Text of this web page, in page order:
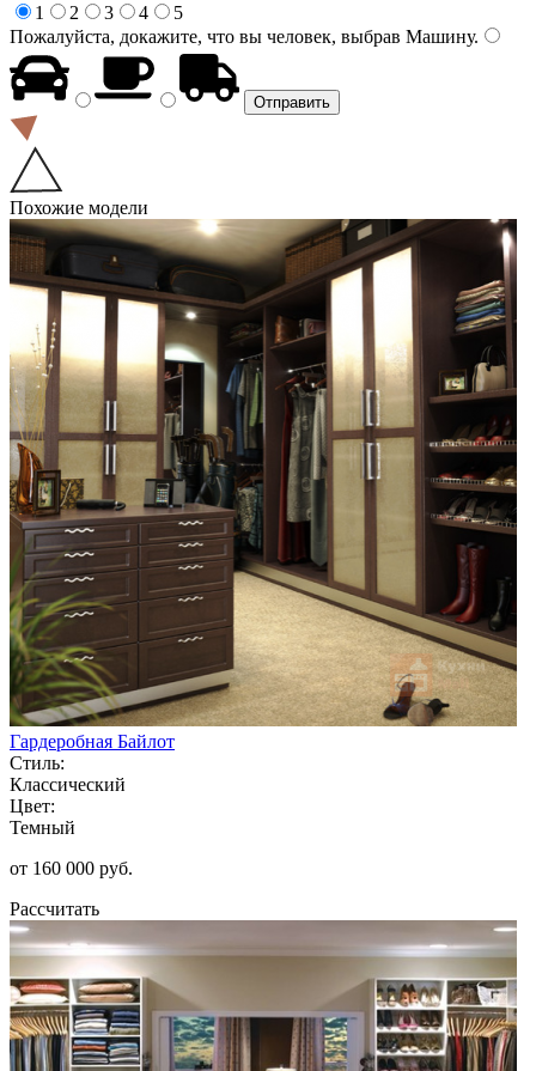
1
2 3 4
5
Пожалуйста, докажите, что вы человек, выбрав Машину.
Похожие модели
Гардеробная Байлот
Стиль:
Классический
Цвет:
Темный
от 160 000 руб.
Рассчитать